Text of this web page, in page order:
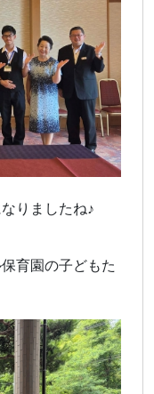
りましたね♪
育園の子どもた